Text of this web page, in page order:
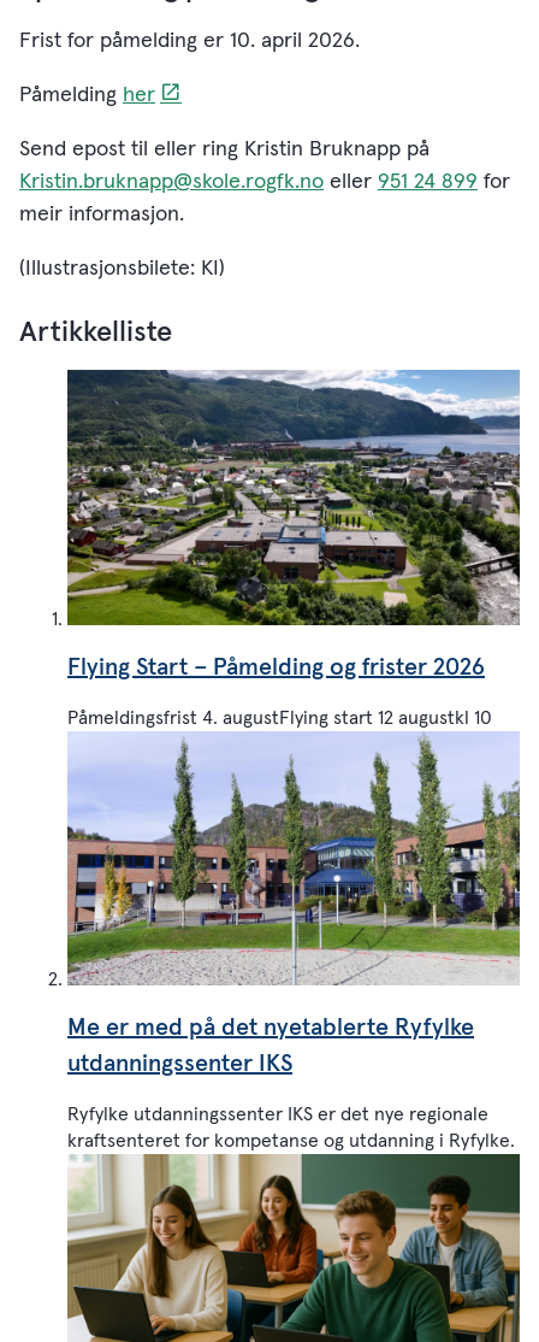
Frist for påmelding er 10. april 2026.
Påmelding her
Send epost til eller ring Kristin Bruknapp på
Kristin.bruknapp@skole.rogfk.no eller 951 24 899 for
meir informasjon.
(Illustrasjonsbilete: KI)
Artikkelliste
Flying Start – Påmelding og frister 2026
Påmeldingsfrist 4. augustFlying start 12 augustkl 10
Me er med på det nyetablerte Ryfylke
utdanningssenter IKS
Ryfylke utdanningssenter IKS er det nye regionale
kraftsenteret for kompetanse og utdanning i Ryfylke.